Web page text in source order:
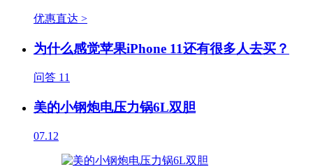
优惠直达 >
为什么感觉苹果iPhone 11还有很多人去买？
问答 11
美的小钢炮电压力锅6L双胆
07.12